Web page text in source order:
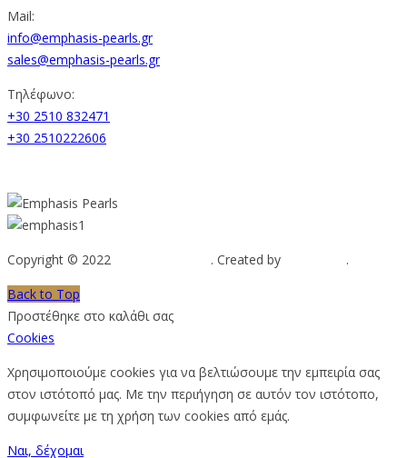
Mail:
info@emphasis-pearls.gr
sales@emphasis-pearls.gr
Τηλέφωνο:
+30 2510 832471
+30 2510222606
Copyright © 2022 . Created by
.
Back to Top
Προστέθηκε στο καλάθι σας
Cookies
Χρησιμοποιούμε cookies για να βελτιώσουμε την εμπειρία σας
στον ιστότοπό μας. Με την περιήγηση σε αυτόν τον ιστότοπο,
συμφωνείτε με τη χρήση των cookies από εμάς.
Ναι, δέχομαι